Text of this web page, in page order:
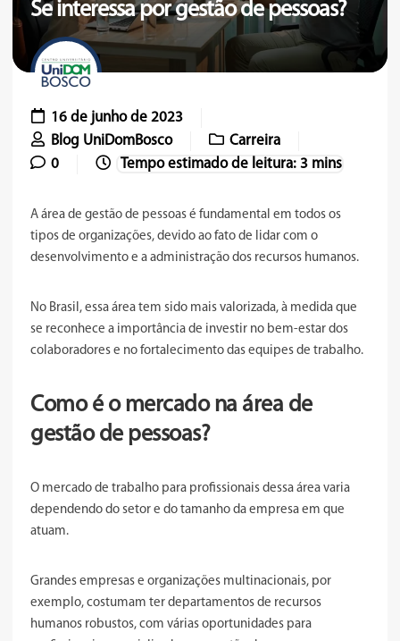
Se interessa por gestão de pessoas?
16 de junho de 2023
Blog UniDomBosco
Carreira
0
A área de gestão de pessoas é fundamental em todos os
tipos de organizações, devido ao fato de lidar com o
desenvolvimento e a administração dos recursos humanos.
No Brasil, essa área tem sido mais valorizada, à medida que
se reconhece a importância de investir no bem-estar dos
colaboradores e no fortalecimento das equipes de trabalho.
Como é o mercado na área de
gestão de pessoas?
O mercado de trabalho para profissionais dessa área varia
dependendo do setor e do tamanho da empresa em que
atuam.
Grandes empresas e organizações multinacionais, por
exemplo, costumam ter departamentos de recursos
humanos robustos, com várias oportunidades para